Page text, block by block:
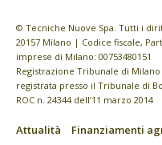
© Tecniche Nuove Spa. Tutti i
20157 Milano | Codice fiscale,
imprese di Milano: 00753480151
Registrazione Tribunale di
registrata presso il Tribunale di
ROC n. 24344 dell’11 marzo 2014
Attualità Finanziamenti